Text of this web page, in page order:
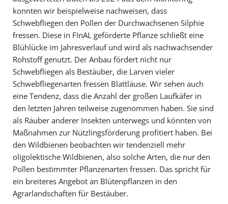
konnten wir beispielweise nachweisen, dass
Schwebfliegen den Pollen der Durchwachsenen Silphie
fressen. Diese in FInAL geförderte Pflanze schließt eine
Blühlücke im Jahresverlauf und wird als nachwachsender
Rohstoff genutzt. Der Anbau fördert nicht nur
Schwebfliegen als Bestäuber, die Larven vieler
Schwebfliegenarten fressen Blattläuse. Wir sehen auch
eine Tendenz, dass die Anzahl der großen Laufkäfer in
den letzten Jahren teilweise zugenommen haben. Sie sind
als Räuber anderer Insekten unterwegs und könnten von
Maßnahmen zur Nützlingsförderung profitiert haben. Bei
den Wildbienen beobachten wir tendenziell mehr
oligolektische Wildbienen, also solche Arten, die nur den
Pollen bestimmter Pflanzenarten fressen. Das spricht für
ein breiteres Angebot an Blütenpflanzen in den
Agrarlandschaften für Bestäuber.